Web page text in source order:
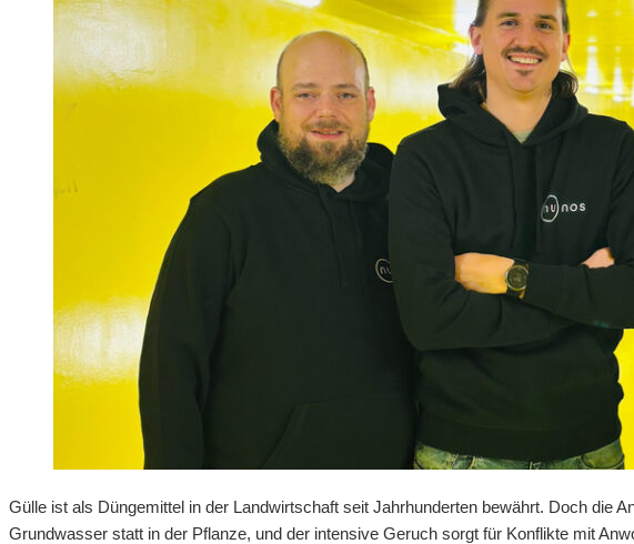
Gülle ist als Düngemittel in der Landwirtschaft seit Jahrhunderten bewährt. Doch die
Grundwasser statt in der Pflanze, und der intensive Geruch sorgt für Konflikte mit